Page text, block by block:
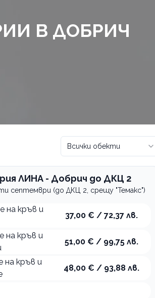
В ДОБРИЧ
Всички обекти
ЛИНА - Добрич до ДКЦ 2
септември (до ДКЦ 2, срещу "Темакс")
на кръв и
37,00 € / 72,37 лв.
на кръв и
51,00 € / 99,75 лв.
на кръв и
48,00 € / 93,88 лв.